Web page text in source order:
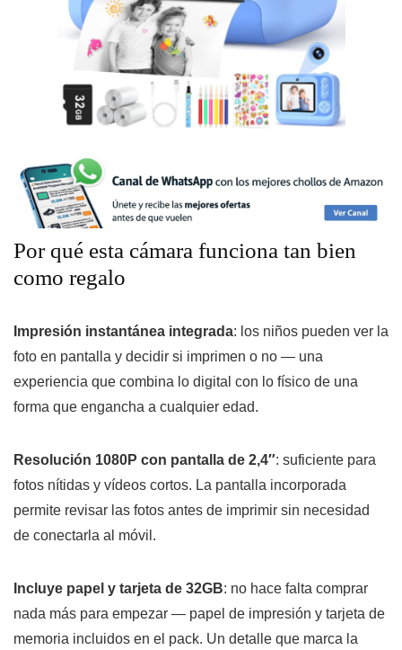
Por qué esta cámara funciona tan bien
como regalo
Impresión instantánea integrada: los niños pueden ver la
foto en pantalla y decidir si imprimen o no — una
experiencia que combina lo digital con lo físico de una
forma que engancha a cualquier edad.
Resolución 1080P con pantalla de 2,4″: suficiente para
fotos nítidas y vídeos cortos. La pantalla incorporada
permite revisar las fotos antes de imprimir sin necesidad
de conectarla al móvil.
Incluye papel y tarjeta de 32GB: no hace falta comprar
nada más para empezar — papel de impresión y tarjeta de
memoria incluidos en el pack. Un detalle que marca la